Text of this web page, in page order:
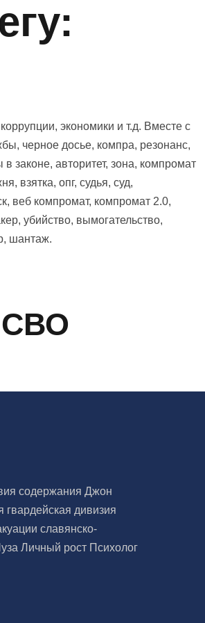
экономики и т.д. Вместе с
черное досье, компра, резонанс,
законе, авторитет, зона, компромат
взятка, опг, судья, суд,
веб компромат, компромат 2.0,
убийство, вымогательство,
шантаж.
СВО
содержанияДжон
гвардейская дивизия
славянско-
Личный рост Психолог